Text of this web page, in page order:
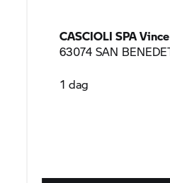
CASCIOLI SPA Vince
1 dag